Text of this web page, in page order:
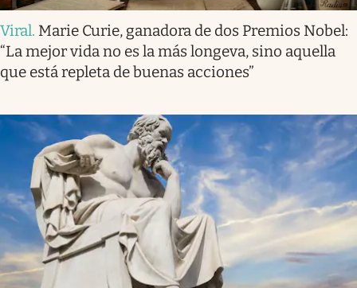
Viral. Marie Curie, ganadora de dos Premios Nobel:
“La mejor vida no es la más longeva, sino aquella
que está repleta de buenas acciones”